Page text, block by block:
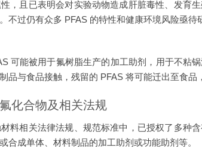
，且已表明会对实验动物造成肝脏毒性、发育
不过仍有众多 PFAS 的特性和健康环境风险亟待
可能被用于氟树脂生产的加工助剂，用于不粘
品与食品接触，残留的 PFAS 将可能迁出至食品
化合物及相关法规
料相关法律法规、规范标准中，已授权了多种
合成单体、材料制品的加工助剂或功能助剂等。